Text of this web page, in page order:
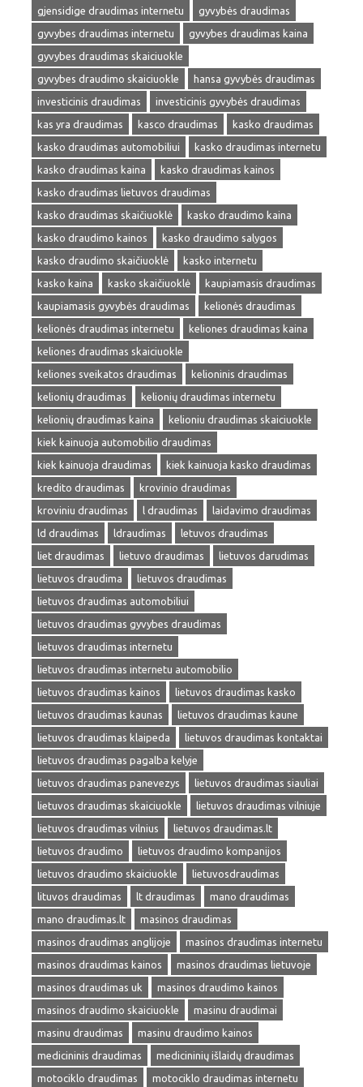
gjensidige draudimas internetu
gyvybės draudimas
gyvybes draudimas internetu
gyvybes draudimas kaina
gyvybes draudimas skaiciuokle
gyvybes draudimo skaiciuokle
hansa gyvybės draudimas
investicinis draudimas
investicinis gyvybės draudimas
kas yra draudimas
kasco draudimas
kasko draudimas
kasko draudimas automobiliui
kasko draudimas internetu
kasko draudimas kaina
kasko draudimas kainos
kasko draudimas lietuvos draudimas
kasko draudimas skaičiuoklė
kasko draudimo kaina
kasko draudimo kainos
kasko draudimo salygos
kasko draudimo skaičiuoklė
kasko internetu
kasko kaina
kasko skaičiuoklė
kaupiamasis draudimas
kaupiamasis gyvybės draudimas
kelionės draudimas
kelionės draudimas internetu
keliones draudimas kaina
keliones draudimas skaiciuokle
keliones sveikatos draudimas
kelioninis draudimas
kelionių draudimas
kelionių draudimas internetu
kelionių draudimas kaina
kelioniu draudimas skaiciuokle
kiek kainuoja automobilio draudimas
kiek kainuoja draudimas
kiek kainuoja kasko draudimas
kredito draudimas
krovinio draudimas
kroviniu draudimas
l draudimas
laidavimo draudimas
ld draudimas
ldraudimas
letuvos draudimas
liet draudimas
lietuvo draudimas
lietuvos darudimas
lietuvos draudima
lietuvos draudimas
lietuvos draudimas automobiliui
lietuvos draudimas gyvybes draudimas
lietuvos draudimas internetu
lietuvos draudimas internetu automobilio
lietuvos draudimas kainos
lietuvos draudimas kasko
lietuvos draudimas kaunas
lietuvos draudimas kaune
lietuvos draudimas klaipeda
lietuvos draudimas kontaktai
lietuvos draudimas pagalba kelyje
lietuvos draudimas panevezys
lietuvos draudimas siauliai
lietuvos draudimas skaiciuokle
lietuvos draudimas vilniuje
lietuvos draudimas vilnius
lietuvos draudimas.lt
lietuvos draudimo
lietuvos draudimo kompanijos
lietuvos draudimo skaiciuokle
lietuvosdraudimas
lituvos draudimas
lt draudimas
mano draudimas
mano draudimas.lt
masinos draudimas
masinos draudimas anglijoje
masinos draudimas internetu
masinos draudimas kainos
masinos draudimas lietuvoje
masinos draudimas uk
masinos draudimo kainos
masinos draudimo skaiciuokle
masinu draudimai
masinu draudimas
masinu draudimo kainos
medicininis draudimas
medicininių išlaidų draudimas
motociklo draudimas
motociklo draudimas internetu